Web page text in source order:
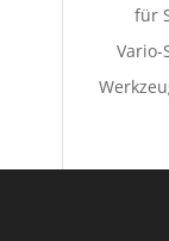
für
Vario-